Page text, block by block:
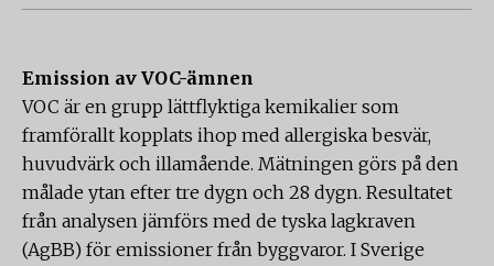
Emission av VOC-ämnen
VOC är en grupp lättflyktiga kemikalier som
framförallt kopplats ihop med allergiska besvär,
huvudvärk och illamående. Mätningen görs på den
målade ytan efter tre dygn och 28 dygn. Resultatet
från analysen jämförs med de tyska lagkraven
(AgBB) för emissioner från byggvaror. I Sverige